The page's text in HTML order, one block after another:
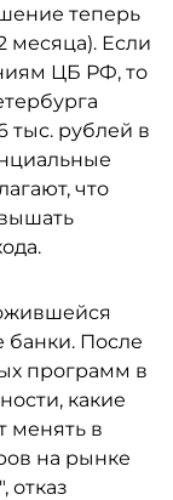
теперь
месяца). Если
ЦБ РФ, то
тыс. рублей в
что
банки. После
программ в
какие
менять в
на рынке
отказ